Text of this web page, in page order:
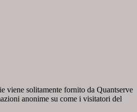
viene solitamente fornito da Quantserve
anonime su come i visitatori del